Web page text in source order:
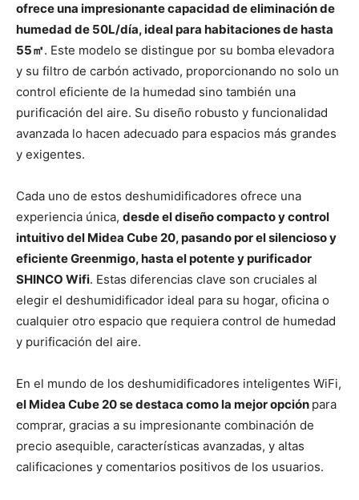
ofrece una impresionante capacidad de eliminación de
humedad de 50L/día, ideal para habitaciones de hasta
55㎡. Este modelo se distingue por su bomba elevadora
y su filtro de carbón activado, proporcionando no solo un
control eficiente de la humedad sino también una
purificación del aire. Su diseño robusto y funcionalidad
avanzada lo hacen adecuado para espacios más grandes
y exigentes.
Cada uno de estos deshumidificadores ofrece una
experiencia única, desde el diseño compacto y control
intuitivo del Midea Cube 20, pasando por el silencioso y
eficiente Greenmigo, hasta el potente y purificador
SHINCO Wifi. Estas diferencias clave son cruciales al
elegir el deshumidificador ideal para su hogar, oficina o
cualquier otro espacio que requiera control de humedad
y purificación del aire.
En el mundo de los deshumidificadores inteligentes WiFi,
el Midea Cube 20 se destaca como la mejor opción para
comprar, gracias a su impresionante combinación de
precio asequible, características avanzadas, y altas
calificaciones y comentarios positivos de los usuarios.